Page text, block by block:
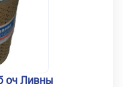
оч Ливны